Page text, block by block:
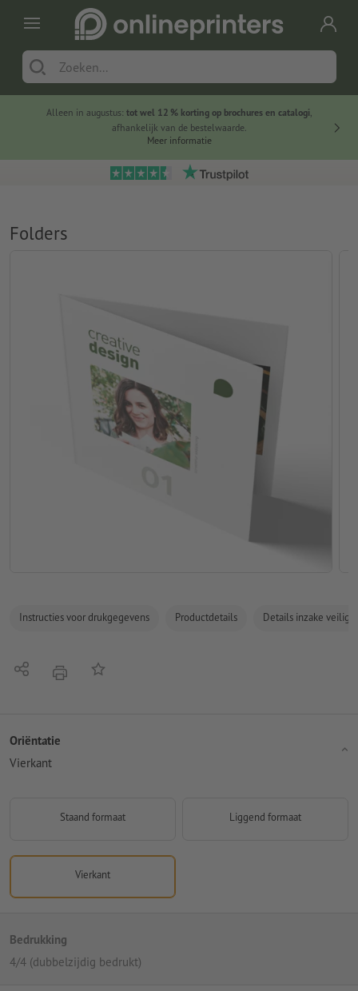
Alleen in augustus: tot wel 12 % korting op brochures en catalogi,
afhankelijk van de bestelwaarde.
Meer informatie
Folders
Instructies voor drukgegevens Productdetails Details inzake
Delen afdrukkenOp de lijst
Oriëntatie
Vierkant
Staand formaat Liggend formaat
Vierkant
Bedrukking
4/4 (dubbelzijdig bedrukt)